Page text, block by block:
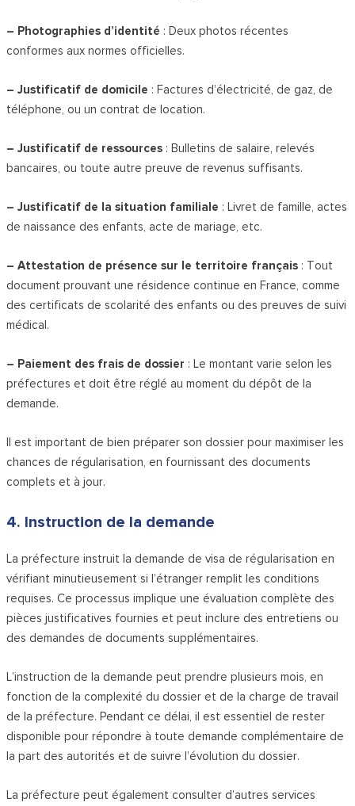
– Photographies d’identité : Deux photos récentes
conformes aux normes officielles.
– Justificatif de domicile : Factures d’électricité, de gaz, de
téléphone, ou un contrat de location.
– Justificatif de ressources : Bulletins de salaire, relevés
bancaires, ou toute autre preuve de revenus suffisants.
– Justificatif de la situation familiale : Livret de famille, actes
de naissance des enfants, acte de mariage, etc.
– Attestation de présence sur le territoire français : Tout
document prouvant une résidence continue en France, comme
des certificats de scolarité des enfants ou des preuves de suivi
médical.
– Paiement des frais de dossier : Le montant varie selon les
préfectures et doit être réglé au moment du dépôt de la
demande.
Il est important de bien préparer son dossier pour maximiser les
chances de régularisation, en fournissant des documents
complets et à jour.
4. Instruction de la demande
La préfecture instruit la demande de visa de régularisation en
vérifiant minutieusement si l’étranger remplit les conditions
requises. Ce processus implique une évaluation complète des
pièces justificatives fournies et peut inclure des entretiens ou
des demandes de documents supplémentaires.
L’instruction de la demande peut prendre plusieurs mois, en
fonction de la complexité du dossier et de la charge de travail
de la préfecture. Pendant ce délai, il est essentiel de rester
disponible pour répondre à toute demande complémentaire de
la part des autorités et de suivre l’évolution du dossier.
La préfecture peut également consulter d’autres services